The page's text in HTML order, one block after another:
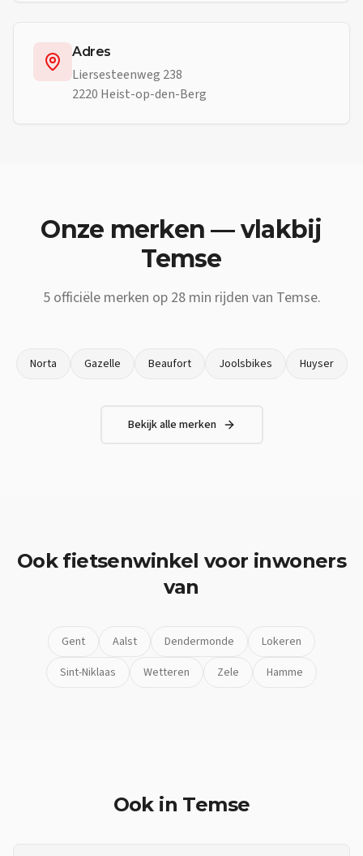
Adres
Liersesteenweg 238
2220 Heist-op-den-Berg
Onze merken — vlakbij
Temse
5officiële merken op 28 min rijden van Temse.
Norta Gazelle Beaufort Joolsbikes Huyser
Bekijk alle merken
Ook fietsenwinkel voor inwoners
van
Gent Aalst Dendermonde
Lokeren
Sint-Niklaas
Wetteren Zele Hamme
Ook in Temse